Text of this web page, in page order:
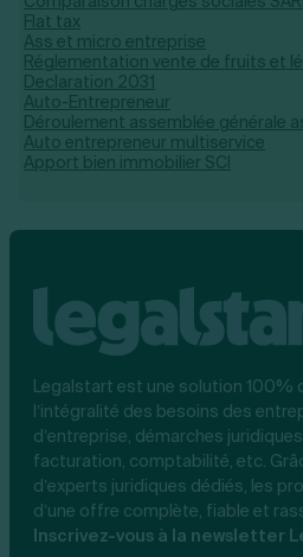
Flat tax
Ass et micro entreprise
Réglementation vente de fruits et
Declaration 2031
Auto-Entrepreneur
Déroulement assemblée générale
Auto entrepreneur multiservice
Apport bien immobilier SCI
Legalstart est une solution 100%
l’intégralité des besoins des
d’entreprise, démarches
facturation, comptabilité, etc.
d’experts juridiques dédiés, les
d’une offre complète, fiable et
Inscrivez-vous à la newsletter